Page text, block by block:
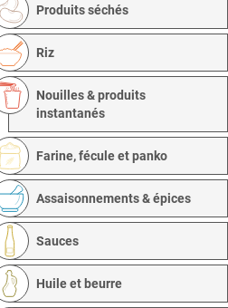
Produits séchés
Riz
Nouilles & produits
instantanés
Farine, fécule et panko
Assaisonnements & épices
Sauces
Huile et beurre